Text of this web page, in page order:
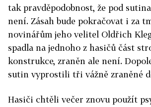
tak pravděpodobnost, že pod
není. Zásah bude pokračovat i za
novinářům jeho velitel Oldřich
spadla na jednoho z hasičů část
konstrukce, zraněn ale není.
sutin vyprostili tři vážně zraněné
Hasiči chtěli večer znovu použít